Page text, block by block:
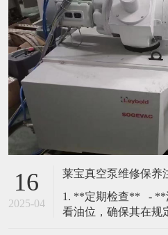
16
2025-04
莱宝真空泵维修保养
​1. **定期检查** - **
看油位，确保其在规